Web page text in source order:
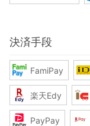
決済手段
FamiPay
楽天Edy
PayPay